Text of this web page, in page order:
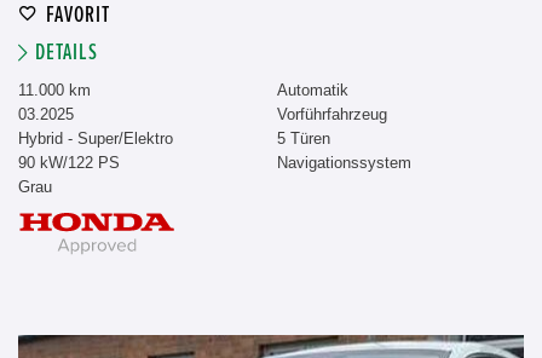
FAVORIT
DETAILS
11.000 km
03.2025
Hybrid - Super/Elektro
90 kW/122 PS
Grau
Automatik
Vorführfahrzeug
5 Türen
Navigationssystem